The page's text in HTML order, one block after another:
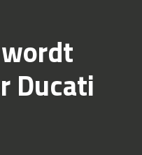
Ducati